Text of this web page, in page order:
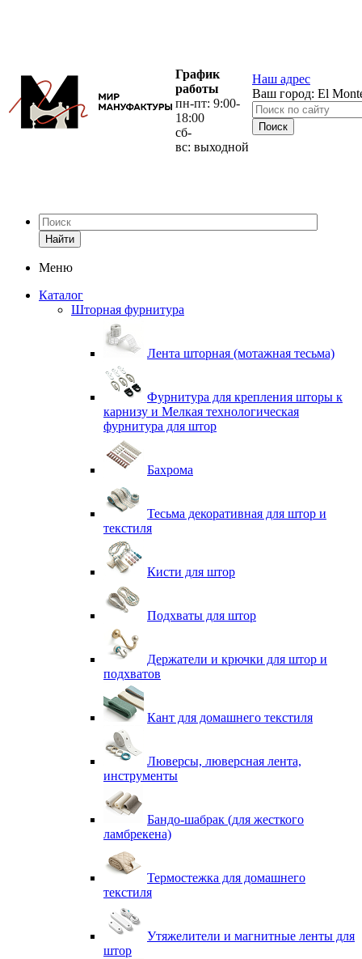
График
работы
пн-пт: 9:00-
18:00
сб-
вс: выходной
Наш адрес
Ваш город: El
Найти
Меню
Каталог
Шторная фурнитура
Лента шторная (мотажная тесьма)
Фурнитура для крепления шторы к
карнизу и Мелкая технологическая
фурнитура для штор
Бахрома
Тесьма декоративная для штор и
текстиля
Кисти для штор
Подхваты для штор
Держатели и крючки для штор и
подхватов
Кант для домашнего текстиля
Люверсы, люверсная лента,
инструменты
Бандо-шабрак (для жесткого
ламбрекена)
Термостежка для домашнего
текстиля
Утяжелители и магнитные ленты для
штор